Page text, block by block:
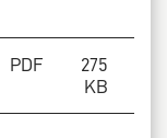
PDF
275
KB